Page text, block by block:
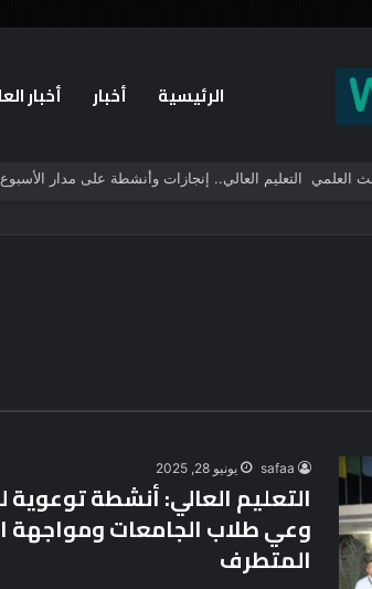
الرئيسية أخبار أخبار
safaa يونيو 28, 2025
التعليم العالي: أنشطة توعوية
وعي طلاب الجامعات ومواجهة
المتطرف